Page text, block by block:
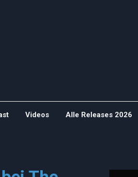
Videos Alle Releases 2026